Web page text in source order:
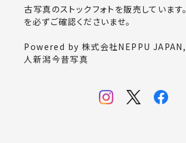
古写真のストックフォトを販売しています
を必ずご確認くださいませ。
Powered by 株式会社NEPPU
人新潟今昔写真